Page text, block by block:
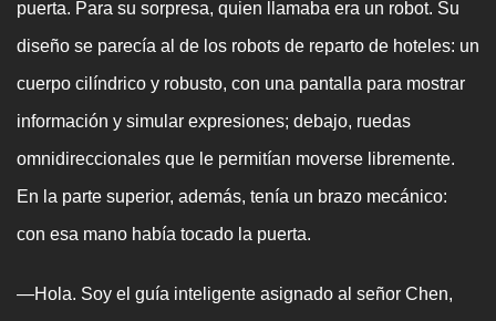
puerta. Para su sorpresa, quien llamaba era un robot. Su
diseño se parecía al de los robots de reparto de hoteles: un
cuerpo cilíndrico y robusto, con una pantalla para mostrar
información y simular expresiones; debajo, ruedas
omnidireccionales que le permitían moverse libremente.
En la parte superior, además, tenía un brazo mecánico:
con esa mano había tocado la puerta.
—Hola. Soy el guía inteligente asignado al señor Chen,